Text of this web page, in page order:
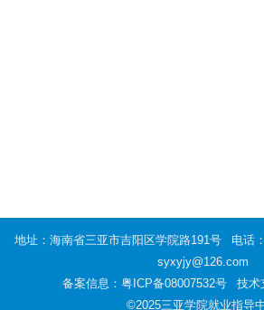
地址：海南省三亚市吉阳区学院路191号 电话
syxyjy@126.com
备案信息：粤ICP备08007532号
技术
©2025三亚学院就业指导